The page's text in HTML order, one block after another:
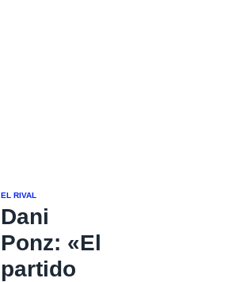
EL RIVAL
Dani
Ponz: «El
partido